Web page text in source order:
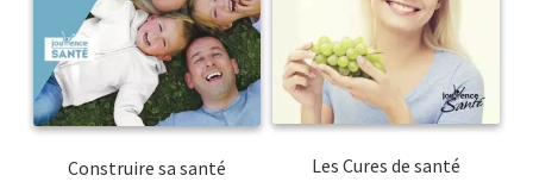
Construire sa santé
Les Cures de santé